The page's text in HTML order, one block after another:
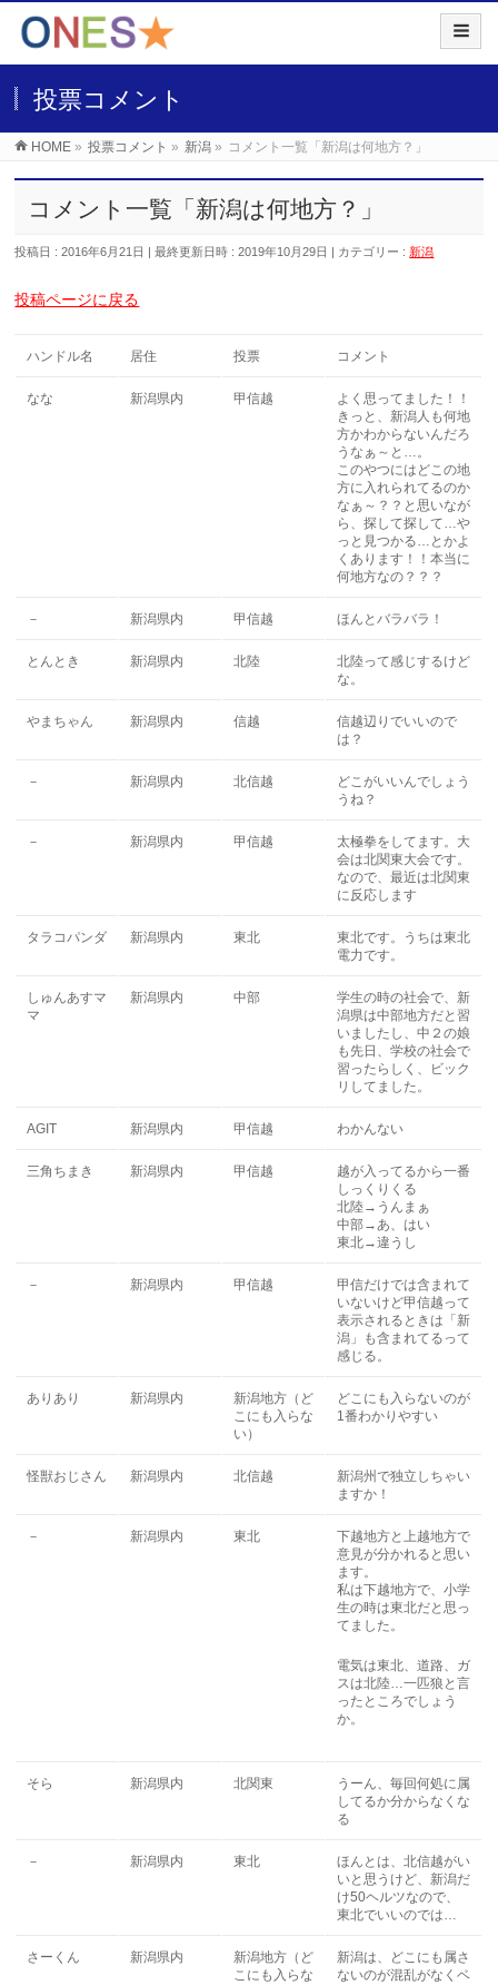
投票コメント
HOME » 投票コメント » 新潟 » コメント一覧「新潟は何地方？」
コメント一覧「新潟は何地方？」
投稿日 : 2016年6月21日 最終更新日時 : 2019年10月29日 カテゴリー : 新潟
投稿ページに戻る
ハンドル名 居住 投票 コメント
なな 新潟県内 甲信越
よく思ってました！！
きっと、新潟人も何地
方かわからないんだろ
うなぁ～と…。
このやつにはどこの地
方に入れられてるのか
なぁ～？？と思いなが
ら、探して探して…や
っと見つかる…とかよ
くあります！！本当に
何地方なの？？？
－ 新潟県内 甲信越 ほんとバラバラ！
とんとき 新潟県内 北陸
北陸って感じするけど
な。
やまちゃん 新潟県内 信越
信越辺りでいいので
は？
－ 新潟県内 北信越
どこがいいんでしょう
うね？
－ 新潟県内 甲信越
太極拳をしてます。大
会は北関東大会です。
なので、最近は北関東
に反応します
タラコパンダ 新潟県内 東北
東北です。うちは東北
電力です。
しゅんあすマ
マ
新潟県内 中部
学生の時の社会で、新
潟県は中部地方だと習
いましたし、中２の娘
も先日、学校の社会で
習ったらしく、ビック
リしてました。
AGIT 新潟県内 甲信越 わかんない
三角ちまき 新潟県内 甲信越
越が入ってるから一番
しっくりくる
北陸→うんまぁ
中部→あ、はい
東北→違うし
－ 新潟県内 甲信越
甲信だけでは含まれて
いないけど甲信越って
表示されるときは「新
潟」も含まれてるって
感じる。
ありあり 新潟県内
新潟地方（ど
こにも入らな
い）
どこにも入らないのが
1番わかりやすい
怪獣おじさん 新潟県内 北信越
新潟州で独立しちゃい
ますか！
－ 新潟県内 東北
下越地方と上越地方で
意見が分かれると思い
ます。
私は下越地方で、小学
生の時は東北だと思っ
てました。
電気は東北、道路、ガ
スは北陸…一匹狼と言
ったところでしょう
か。
そら 新潟県内 北関東
うーん、毎回何処に属
してるか分からなくな
る
－ 新潟県内 東北
ほんとは、北信越がい
いと思うけど、新潟だ
け50ヘルツなので、
東北でいいのでは…
さーくん 新潟県内
新潟地方（ど
こにも入らな
新潟は、どこにも属さ
ないのが混乱がなくベ